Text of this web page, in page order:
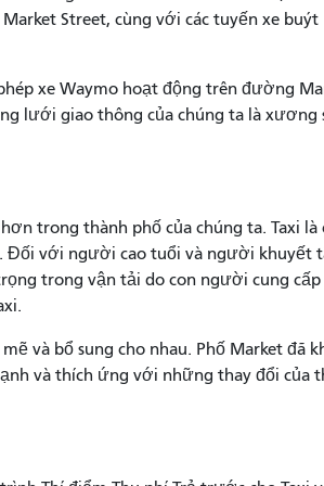
Street, cùng với các tuyến xe buýt
xe Waymo hoạt động trên đường
lưới giao thông của chúng ta là xương
trong thành phố của chúng ta. Taxi là
Đối với người cao tuổi và người khuyết
trong vận tải do con người cung cấp
và bổ sung cho nhau. Phố Market đã
và thích ứng với những thay đổi của